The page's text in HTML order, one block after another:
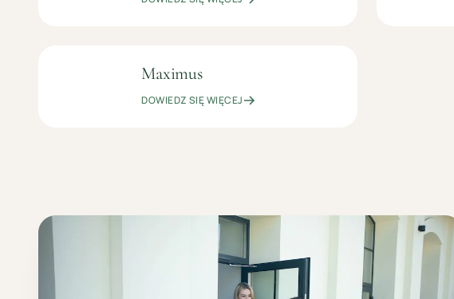
OD
ZŁ
Maximus
DOWIEDZ SIĘ WIĘCEJ